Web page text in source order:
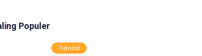
Populer
Tutorial